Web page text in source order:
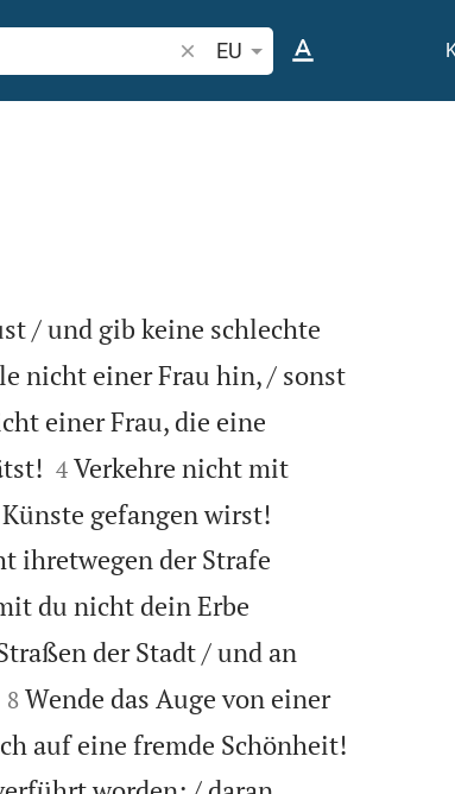
Bibelstelle oder Begriff suchen
EU
/ und gib keine schlechte
nicht einer Frau hin, / sonst
einer Frau, die eine

4 Verkehre nicht mit
gefangen wirst!
ihretwegen der Strafe
du nicht dein Erbe
der Stadt / und an

8 Wende das Auge von einer
auf eine fremde Schönheit!